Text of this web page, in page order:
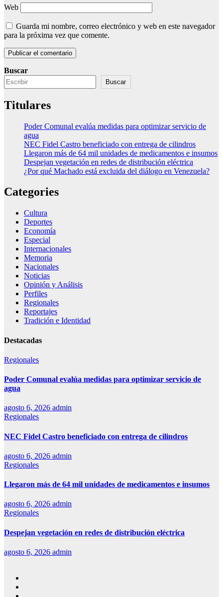
Web
Guarda mi nombre, correo electrónico y web en este navegador
para la próxima vez que comente.
Buscar
Buscar
Titulares
Poder Comunal evalúa medidas para optimizar servicio de
agua
NEC Fidel Castro beneficiado con entrega de cilindros
Llegaron más de 64 mil unidades de medicamentos e insumos
Despejan vegetación en redes de distribución eléctrica
¿Por qué Machado está excluida del diálogo en Venezuela?
Categories
Cultura
Deportes
Economía
Especial
Internacionales
Memoria
Nacionales
Noticias
Opinión y Análisis
Perfiles
Regionales
Reportajes
Tradición e Identidad
Destacadas
Regionales
Poder Comunal evalúa medidas para optimizar servicio de
agua
agosto 6, 2026 admin
Regionales
NEC Fidel Castro beneficiado con entrega de cilindros
agosto 6, 2026 admin
Regionales
Llegaron más de 64 mil unidades de medicamentos e insumos
agosto 6, 2026 admin
Regionales
Despejan vegetación en redes de distribución eléctrica
agosto 6, 2026 admin